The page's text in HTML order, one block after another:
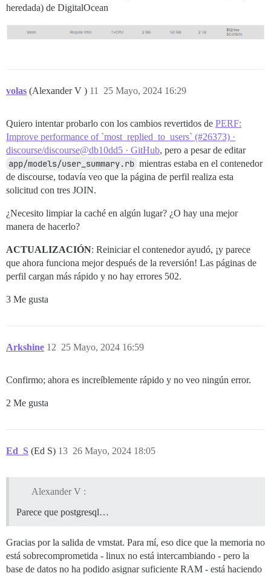
heredada) de DigitalOcean
volas (Alexander V ) 25 Mayo, 2024 16:29
11
Quiero intentar probarlo con los cambios revertidos de PERF:
Improve performance of `most_replied_to_users` (#26373) ·
discourse/discourse@db10dd5 · GitHub, pero a pesar de editar
app/models/user_summary.rb mientras estaba en el contenedor
de discourse, todavía veo que la página de perfil realiza esta
solicitud con tres JOIN.
¿Necesito limpiar la caché en algún lugar? ¿O hay una mejor
manera de hacerlo?
ACTUALIZACIÓN: Reiniciar el contenedor ayudó, ¡y parece
que ahora funciona mejor después de la reversión! Las páginas de
perfil cargan más rápido y no hay errores 502.
3 Me gusta
Arkshine 25 Mayo, 2024 16:59
12
Confirmo; ahora es increíblemente rápido y no veo ningún error.
2 Me gusta
Ed_S (Ed S) 26 Mayo, 2024 18:05
13
Alexander V :
Parece que postgresql…
Gracias por la salida de vmstat. Para mí, eso dice que la memoria no
está sobrecomprometida - linux no está intercambiando - pero la
base de datos no ha podido asignar suficiente RAM - está haciendo